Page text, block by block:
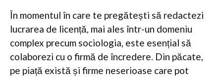
În momentul în care te pregătești să redactezi
lucrarea de licență, mai ales într-un domeniu
complex precum sociologia, este esențial să
colaborezi cu o firmă de încredere. Din păcate,
pe piață există și firme neserioase care pot